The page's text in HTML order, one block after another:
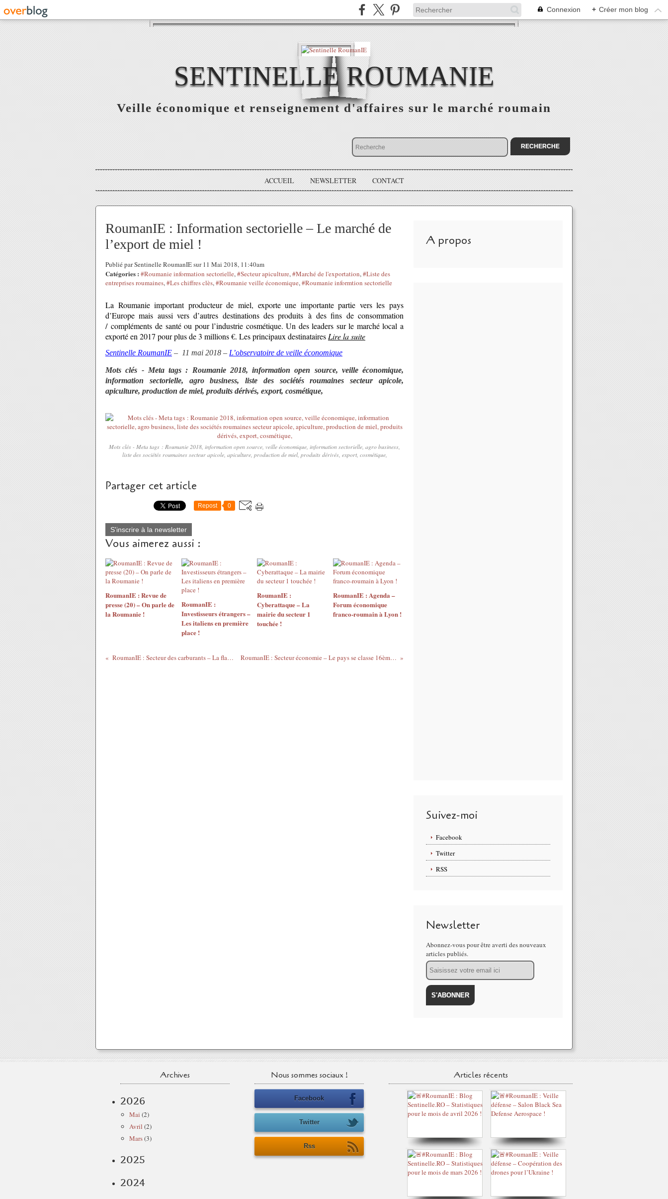
Connexion + Créer mon blog
SENTINELLE ROUMANIE
Veille économique et renseignement d'affaires sur le marché roumain
ACCUEIL NEWSLETTER CONTACT
RoumanIE : Information sectorielle – Le marché de
l’export de miel !
Publié par Sentinelle RoumanIE sur 11 Mai 2018, 11:40am
Catégories : #Roumanie information sectorielle,#Secteur apiculture,#Marché de l'exportation,#Liste des
entreprises roumaines,#Les chiffres clès,#Roumanie veille économique,#Roumanie informtion sectorielle
La Roumanie important producteur de miel, exporte une importante partie vers les pays
d’Europe mais aussi vers d’autres destinations des produits à des fins de consommation
/ complémentsde santé ou pour l’industrie cosmétique. Un des leaders sur le marché local a
exporté en 2017 pour plus de 3 millions €. Les principaux destinataires Lire la suite
Sentinelle RoumanIE – 11 mai 2018 – L’observatoire de veille économique
Mots clés - Meta tags : Roumanie 2018, information open source, veille économique,
information sectorielle, agro business, liste des sociétés roumaines secteur apicole,
apiculture, production de miel, produits dérivés, export, cosmétique,
Mots clés - Meta tags : Roumanie 2018, information open source, veille économique, information sectorielle, agro business,
liste des sociétés roumaines secteur apicole, apiculture, production de miel, produits dérivés, export, cosmétique,
Partager cet article
Repost 0
S'inscrire à la newsletter
Vous aimerez aussi :
RoumanIE : Revue de
presse (20) – On parle de
la Roumanie !
RoumanIE :
Investisseurs étrangers –
Les italiens en première
place !
RoumanIE :
Cyberattaque – La
mairie du secteur 1
touchée !
RoumanIE : Agenda –
Forum économique
franco-roumain à Lyon !
RoumanIE : Secteur des carburants – La flambée des prix ! RoumanIE : Secteur économie – Le pays se classe 16ème au sein de l’UE !
A propos
Suivez-moi
Facebook
Twitter
RSS
Newsletter
Abonnez-vous pour être averti des nouveaux
articles publiés.
Email
Archives
2026
Mai (2)
Avril (2)
Mars(3)
2025
2024
Nous sommes sociaux !
Facebook
Twitter
Rss
Articles récents